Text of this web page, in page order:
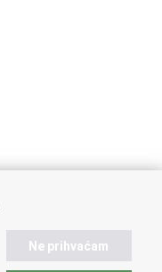
Ne prihvaćam